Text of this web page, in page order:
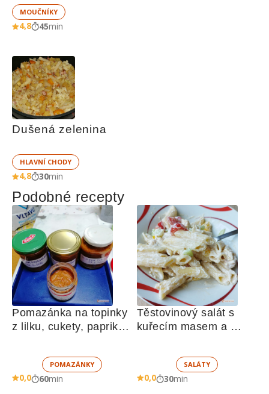
MOUČNÍKY
4,8 45min
Dušená zelenina
HLAVNÍ CHODY
4,8 30min
Podobné recepty
Pomazánka na topinky
z lilku, cukety, paprik,
žampionů
POMAZÁNKY
0,0 60min
Těstovinový salát s
kuřecím masem a
SALÁTY
0,0 30min